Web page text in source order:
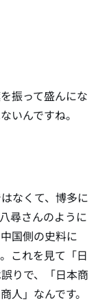
振って盛んにな
いんですね。
なくて、博多に
尋さんのように
国側の史料に
これを見て「日
りで、「日本商
人」なんです。